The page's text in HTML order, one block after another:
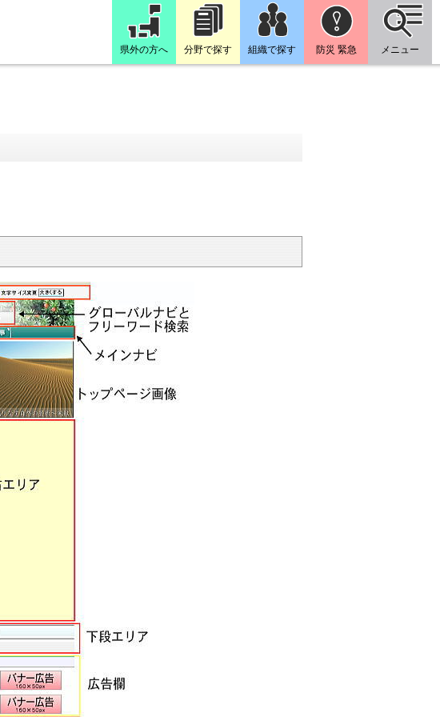
県外の方へ 分野で探す 組織で探す 防災 緊急 メニュー